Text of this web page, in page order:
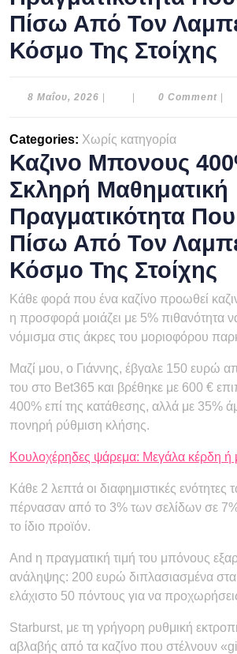
Πίσω Από Τον
Κόσμο Της Στοίχης
8 Μαΐου, 2026 8
0 Comment
Categories: Χωρίς κατηγορία
Καζινο Μπονους
Σκληρή Μαθηματική
Πραγματικότητα
Πίσω Από Τον
Κόσμο Της Στοίχης
Κάθε φορά που ένα καζίνο προωθεί
η προσφορά μοιάζει με 5% πιθανότητα
νόμισμα στις άκρες του μοριοφόρου
Μαζί μου, ο Γιάννης, έβγαλε 150 ευρώ
του στο Bet365 και βρέθηκε με 600 €
400% επί της κατάθεσης, αλλά με 35%
πονηρή ρύθμιση κλήσης.
Κουλοχέρηδες ψάρεμα: Μεγάλα κέρδη ή
Κάθε 2 λεπτά οι διαφημιστικές ενότητες
πέρνασαν από το 3% των σελίδων σε
το ίδιο προϊόν.
And η πραγματική τιμή του μπόνους
ανάληψης: 200 ευρώ διπλασιασμένα
ελάχιστο 50 πόντους για να
Starburst, με τη γρήγορη ρυθμική
αβλαβής από τα καζίνο που στέλνουν